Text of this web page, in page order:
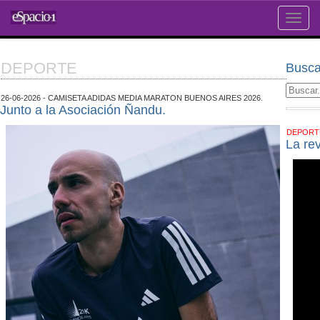
Toggle
DEPORTE
26-06-2026 - CAMISETA ADIDAS MEDIA MARATON BUENOS AIRES 2026.
Junto a la Asociación Ñandu.
La